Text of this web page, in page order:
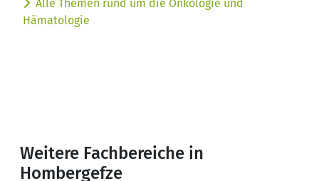
Alle Themen rund um die Onkologie und
Hämatologie
Weitere Fachbereiche in
Hombergefze